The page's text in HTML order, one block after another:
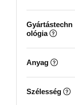
Gyártástechn
ológia
Anyag
Szélesség